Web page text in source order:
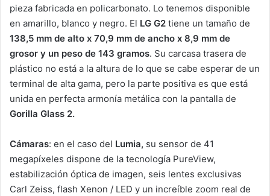
pieza fabricada en policarbonato. Lo tenemos disponible
en amarillo, blanco y negro. El LG G2 tiene un tamaño de
138,5 mm de alto x 70,9 mm de ancho x 8,9 mm de
grosor y un peso de 143 gramos. Su carcasa trasera de
plástico no está a la altura de lo que se cabe esperar de un
terminal de alta gama, pero la parte positiva es que está
unida en perfecta armonía metálica con la pantalla de
Gorilla Glass 2.
Cámaras: en el caso del Lumia, su sensor de 41
megapíxeles dispone de la tecnología PureView,
estabilización óptica de imagen, seis lentes exclusivas
Carl Zeiss, flash Xenon / LED y un increíble zoom real de